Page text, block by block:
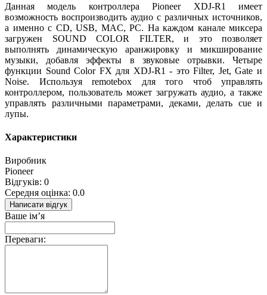
Данная модель контроллера Pioneer XDJ-R1
имеет
возможность воспроизводить аудио с различных источников,
а именно с CD, USB, MAC, PC. На каждом канале миксера
загружен SOUND COLOR FILTER, и это позволяет
выполнять динамическую аранжировку и микширование
музыки, добавля эффекты в звуковые отрывки. Четыре
функции Sound Color FX для XDJ-R1 - это Filter, Jet, Gate и
Noise. Используя remotebox для того чтоб управлять
контроллером, пользователь может загружать аудио, а также
управлять различными параметрами, деками, делать cue и
лупы.
Характеристики
Виробник
Pioneer
Відгуків: 0
Середня оцінка: 0.0
Написати відгук
Ваше ім’я
Переваги: